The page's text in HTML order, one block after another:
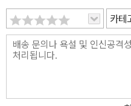
one moment) 존재하는 시간
기서 한발 더 나아간다. 브레송의 ‘직관’이 빔 벤더스에게는 ‘장소와
사물의 외침’이다. 그는 자신이
다리거나, 특정한 장소와 사물
카테